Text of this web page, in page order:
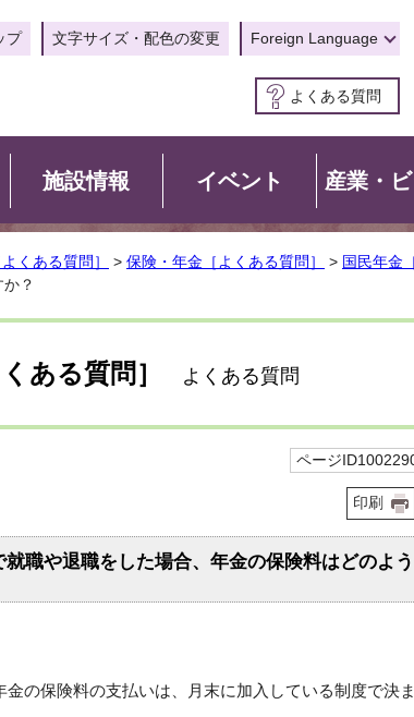
プ 文字サイズ・配色の変更 Foreign Language
よくある質問
施設情報 イベント 産業・
くある質問］ > 保険・年金［よくある質問］ > 国民年金
？
ある質問］ よくある質問
ページ
印刷
就職や退職をした場合、年金の保険料はどのよ
の保険料の支払いは、月末に加入している制度で決ま